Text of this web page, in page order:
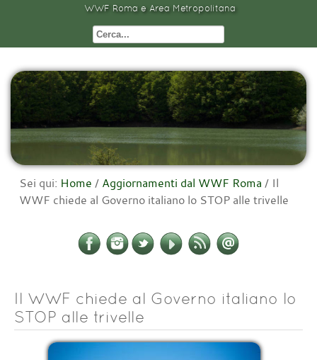
WWF Roma e Area Metropolitana
Sei qui: Home / Aggiornamenti dal WWF Roma / Il
WWF chiede al Governo italiano lo STOP alle trivelle
Il WWF chiede al Governo italiano lo
STOP alle trivelle